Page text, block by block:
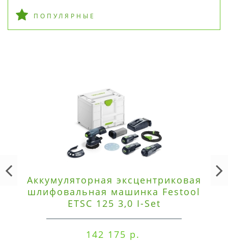
ПОПУЛЯРНЫЕ
Аккумуляторная эксцентриковая
шлифовальная машинка Festool
ETSC 125 3,0 I-Set
142 175 р.